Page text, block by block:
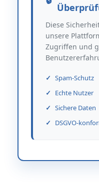
Diese
unsere
Zugriffen und
Spam-Schutz
Echte Nutzer
Sichere Daten
DSGVO-